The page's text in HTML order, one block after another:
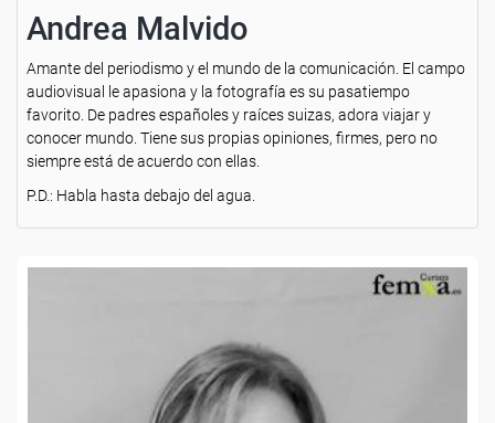
Andrea Malvido
Amante del periodismo y el mundo de la comunicación. El campo
audiovisual le apasiona y la fotografía es su pasatiempo
favorito. De padres españoles y raíces suizas, adora viajar y
conocer mundo. Tiene sus propias opiniones, firmes, pero no
siempre está de acuerdo con ellas.
P.D.: Habla hasta debajo del agua.